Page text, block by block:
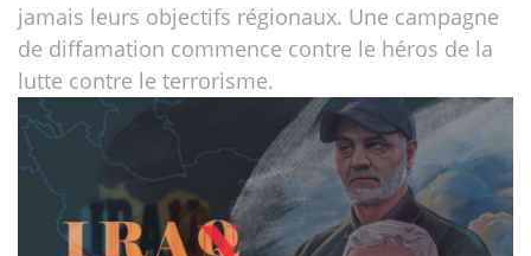
jamais leurs objectifs régionaux. Une campagne
de diffamation commence contre le héros de la
lutte contre le terrorisme.